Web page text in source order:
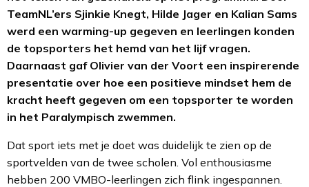
TeamNL’ers Sjinkie Knegt, Hilde Jager en Kalian Sams
werd een warming-up gegeven en leerlingen konden
de topsporters het hemd van het lijf vragen.
Daarnaast gaf Olivier van der Voort een inspirerende
presentatie over hoe een positieve mindset hem de
kracht heeft gegeven om een topsporter te worden
in het Paralympisch zwemmen.
Dat sport iets met je doet was duidelijk te zien op de
sportvelden van de twee scholen. Vol enthousiasme
hebben 200 VMBO-leerlingen zich flink ingespannen.